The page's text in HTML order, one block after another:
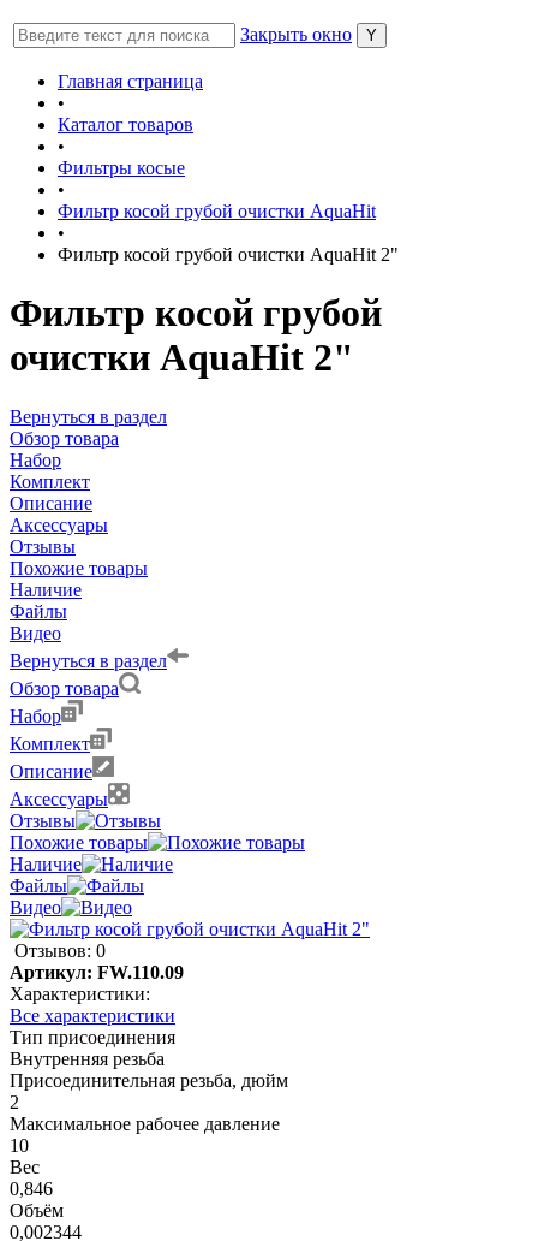
Закрыть окно
Главная страница
•
Каталог товаров
•
Фильтры косые
•
Фильтр косой грубой очистки AquaHit
•
Фильтр косой грубой очистки AquaHit 2"
Фильтр косой грубой
очистки AquaHit 2"
Вернуться в раздел
Обзор товара
Набор
Комплект
Описание
Аксессуары
Отзывы
Похожие товары
Наличие
Файлы
Видео
Вернуться в раздел
Обзор товара
Набор
Комплект
Описание
Аксессуары
Отзывы
Похожие товары
Наличие
Файлы
Видео
Отзывов: 0
Артикул: FW.110.09
Характеристики:
Все характеристики
Тип присоединения
Внутренняя резьба
Присоединительная резьба, дюйм
2
Максимальное рабочее давление
10
Вес
0,846
Объём
0,002344